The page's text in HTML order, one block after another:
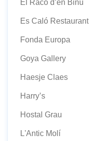
El Racó d’en Binu
Es Caló Restaurant
Fonda Europa
Goya Gallery
Haesje Claes
Harry’s
Hostal Grau
L'Antic Molí